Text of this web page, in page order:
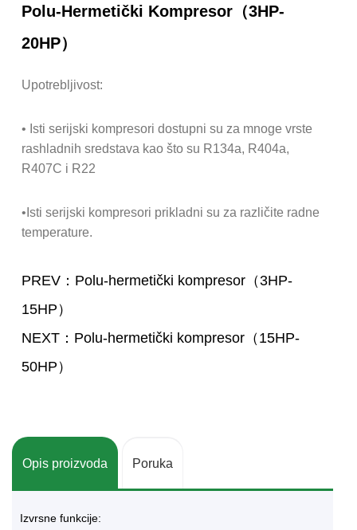
Polu-Hermetički Kompresor（3HP-
20HP）
Upotrebljivost:
• Isti serijski kompresori dostupni su za mnoge vrste
rashladnih sredstava kao što su R134a, R404a,
R407C i R22
•Isti serijski kompresori prikladni su za različite radne
temperature.
PREV：Polu-hermetički kompresor（3HP-
15HP）
NEXT：Polu-hermetički kompresor（15HP-
50HP）
Opis proizvoda Poruka
Izvrsne funkcije: